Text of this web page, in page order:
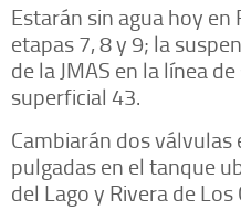
Estarán sin agua hoy en
etapas 7, 8 y 9; la
de la JMAS en la línea
superficial 43.
Cambiarán dos válvulas
pulgadas en el tanque
del Lago y Rivera de Los